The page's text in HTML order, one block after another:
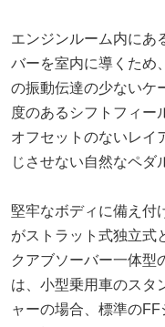
エンジンルーム内にあ
バーを室内に導くため
の振動伝達の少ないケ
度のあるシフトフィー
オフセットのないレイ
じさせない自然なペダ
堅牢なボディに備え付
がストラット式独立式
クアブソーバー一体型
は、小型乗用車のスタ
ャーの場合、標準の